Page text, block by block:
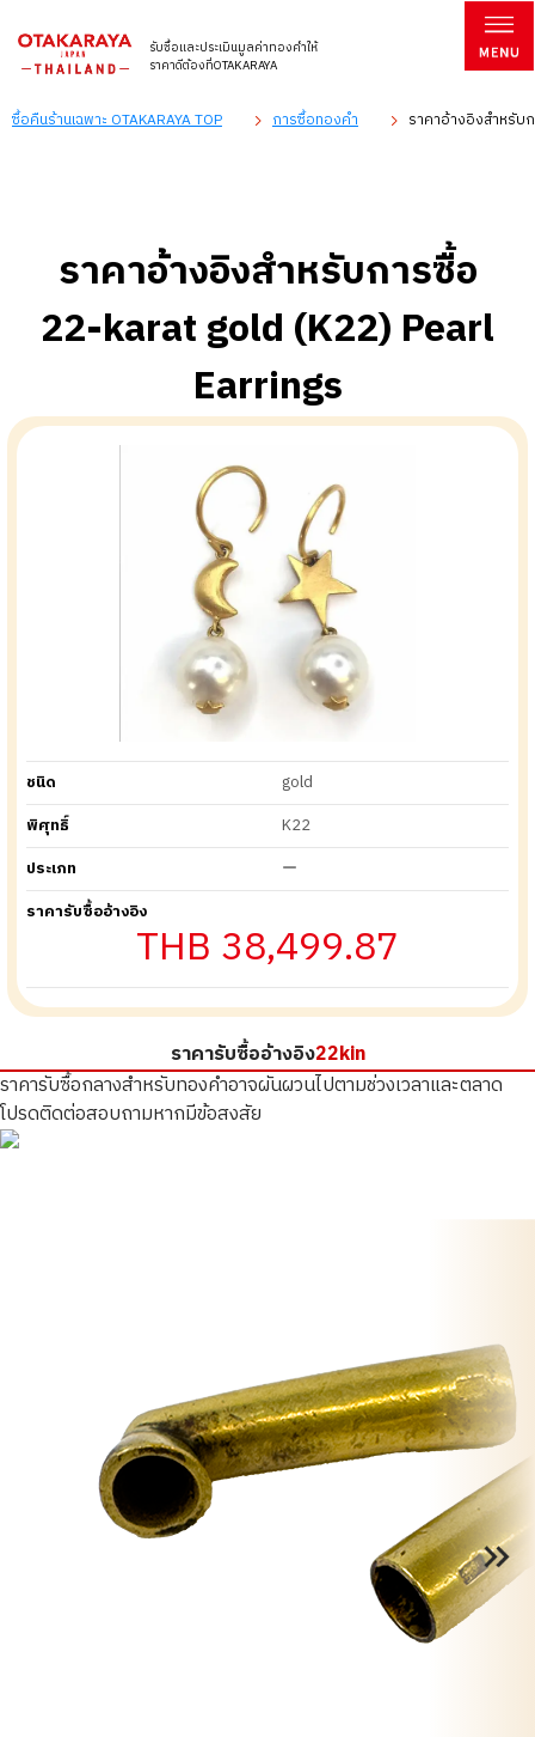
รับซื้อและประเมินมูลค่าทองคำให้
ราคาดีต้องที่OTAKARAYA
ซื้อคืนร้านเฉพาะ OTAKARAYA TOP การซื้อทองคำ ราคาอ้างอิงสำหรับ
ราคาอ้างอิงสำหรับการซื้อ
22-karat gold (K22) Pearl
Earrings
ชนิด
gold
พิศุทธิ์
K22
ประเภท
ー
ราคารับซื้ออ้างอิง
THB 38,499.87
ราคารับซื้ออ้างอิง22kin
ราคารับซื้อกลางสำหรับทองคำอาจผันผวนไปตามช่วงเวลาและตลาด
โปรดติดต่อสอบถามหากมีข้อสงสัย